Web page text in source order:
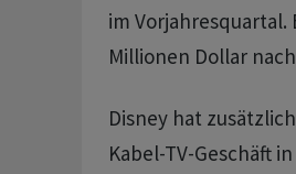
im Vorjahresquartal.
Millionen Dollar
Disney hat
Kabel-TV-Geschäft